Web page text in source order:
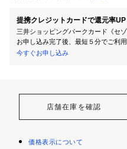
提携クレジットカードで還元率UP
三井ショッピングパークカード《セ
お申し込み完了後、最短５分でご利用
今すぐお申し込み
店舗在庫を確認
価格表示について